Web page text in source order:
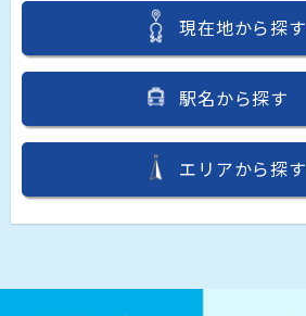
現在地から探す
駅名から探す
エリアから探す